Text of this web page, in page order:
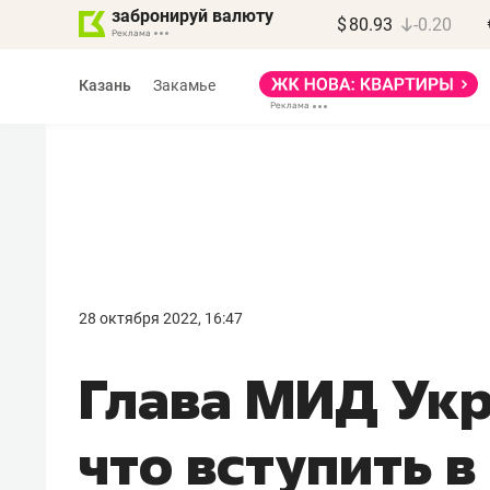
забронируй валюту $ 80.93 -0.20
Казань Закамье
28 октября 2022, 16:47
Глава МИД
что вступить
правил, бизнес может
потерять минимум